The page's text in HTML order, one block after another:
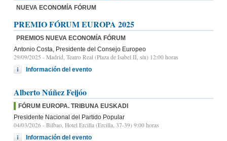
NUEVA ECONOMÍA FÓRUM
PREMIO FÓRUM EUROPA 2025
PREMIOS NUEVA ECONOMÍA FÓRUM
Antonio Costa, Presidente del Consejo Europeo
29/09/2025 - Madrid, Teatro Real (Plaza de Isabel II, s/n) 12:00 horas
Información del evento
Alberto Núñez Feijóo
FÓRUM EUROPA. TRIBUNA EUSKADI
Presidente Nacional del Partido Popular
04/03/2026 - Bilbao, Hotel Ercilla (Ercilla, 37-39) 9:00 horas
Información del evento